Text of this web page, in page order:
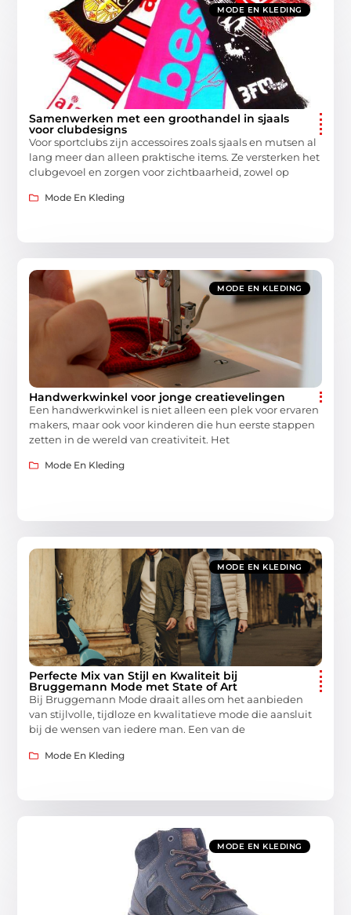
MODE EN KLEDING
Samenwerken met een groothandel in sjaals
voor clubdesigns
Voor sportclubs zijn accessoires zoals sjaals en mutsen al
lang meer dan alleen praktische items. Ze versterken het
clubgevoel en zorgen voor zichtbaarheid, zowel op
Mode En Kleding
MODE EN KLEDING
Handwerkwinkel voor jonge creatievelingen
Een handwerkwinkel is niet alleen een plek voor ervaren
makers, maar ook voor kinderen die hun eerste stappen
zetten in de wereld van creativiteit. Het
Mode En Kleding
MODE EN KLEDING
Perfecte Mix van Stijl en Kwaliteit bij
Bruggemann Mode met State of Art
Bij Bruggemann Mode draait alles om het aanbieden
van stijlvolle, tijdloze en kwalitatieve mode die aansluit
bij de wensen van iedere man. Een van de
Mode En Kleding
MODE EN KLEDING